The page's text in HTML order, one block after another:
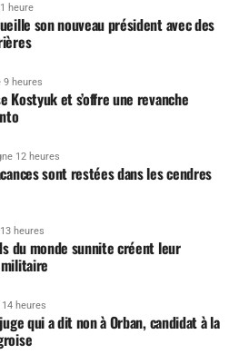
heure
son nouveau président avec des
9 heures
Kostyuk et s’offre une revanche
12 heures
sont restées dans les cendres
heures
du monde sunnite créent leur
14 heures
qui a dit non à Orban, candidat à la